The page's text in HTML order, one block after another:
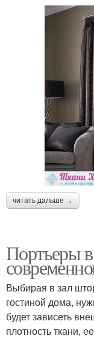
читать дальше →
Портьеры
Выбирая в зал
гостиной дома,
будет зависеть
плотность ткани,